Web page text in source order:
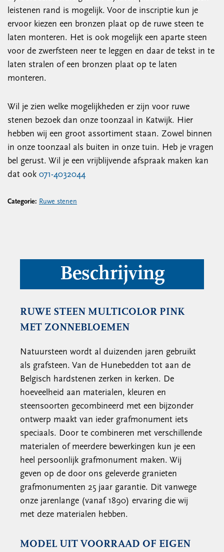
leistenen rand is mogelijk. Voor de inscriptie kun je
ervoor kiezen een bronzen plaat op de ruwe steen te
laten monteren. Het is ook mogelijk een aparte steen
voor de zwerfsteen neer te leggen en daar de tekst in te
laten stralen of een bronzen plaat op te laten
monteren.
Wil je zien welke mogelijkheden er zijn voor ruwe
stenen bezoek dan onze toonzaal in Katwijk. Hier
hebben wij een groot assortiment staan. Zowel binnen
in onze toonzaal als buiten in onze tuin. Heb je vragen
bel gerust. Wil je een vrijblijvende afspraak maken kan
dat ook 071-4032044
Categorie: Ruwe stenen
Beschrijving
RUWE STEEN MULTICOLOR PINK
MET ZONNEBLOEMEN
Natuursteen wordt al duizenden jaren gebruikt
als grafsteen. Van de Hunebedden tot aan de
Belgisch hardstenen zerken in kerken. De
hoeveelheid aan materialen, kleuren en
steensoorten gecombineerd met een bijzonder
ontwerp maakt van ieder grafmonument iets
speciaals. Door te combineren met verschillende
materialen of meerdere bewerkingen kun je een
heel persoonlijk grafmonument maken. Wij
geven op de door ons geleverde granieten
grafmonumenten 25 jaar garantie. Dit vanwege
onze jarenlange (vanaf 1890) ervaring die wij
met deze materialen hebben.
MODEL UIT VOORRAAD OF EIGEN